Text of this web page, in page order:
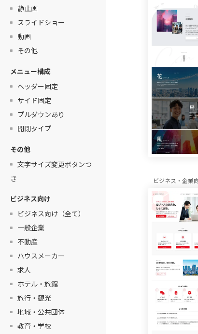
ビジネス・企業
静止画
スライドショー
動画
その他
メニュー構成
ヘッダー固定
サイド固定
プルダウンあり
開閉タイプ
その他
文字サイズ変更ボタンつ
き
ビジネス向け
ビジネス向け（全て）
一般企業
不動産
ハウスメーカー
求人
ホテル・旅館
旅行・観光
地域・公共団体
教育・学校